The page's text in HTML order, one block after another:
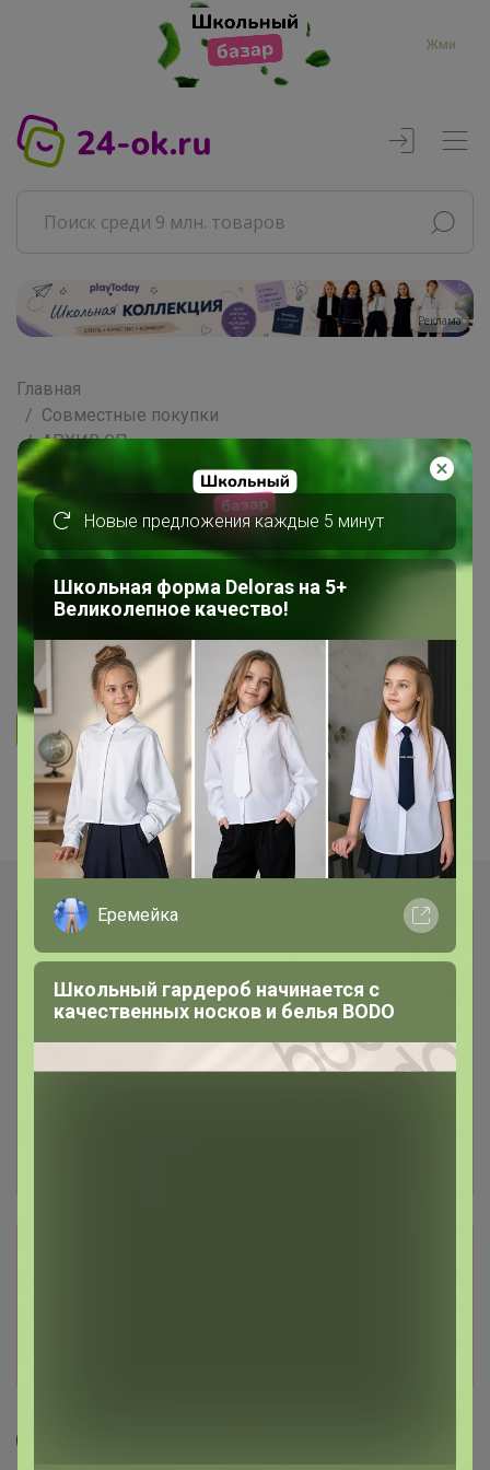
Жми
Реклама
Главная
Совместные покупки
АРХИВ СП
ВЗРОСЛЫЕ СП
БЕЛЬЁ, КОЛГОТКИ, КУПАЛЬНИКИ
СП78 Беррак Турция белье,
пижамы - супер качество
НОВИНКИ
48.2K 342.3K 21
Ответить
1
Показаны записи 1-10
Новые предложения каждые 5 минут
Школьная форма Deloras на 5+
Великолепное качество!
Еремейка
Школьный гардероб начинается с
качественных носков и белья BODO